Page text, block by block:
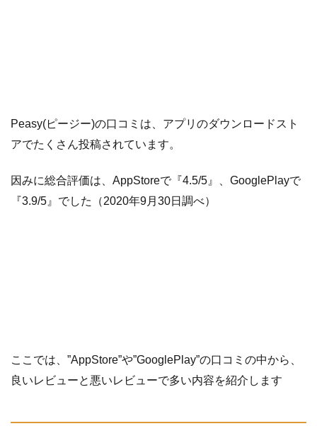
Peasy(ピージー)の口コミは、アプリのダウンロードスト
アでたくさん投稿されています。
因みに総合評価は、AppStoreで『4.5/5』、GooglePlayで
『3.9/5』でした（2020年9月30日調べ）
ここでは、”AppStore”や”GooglePlay”の口コミの中から、
良いレビューと悪いレビューで多い内容を紹介します